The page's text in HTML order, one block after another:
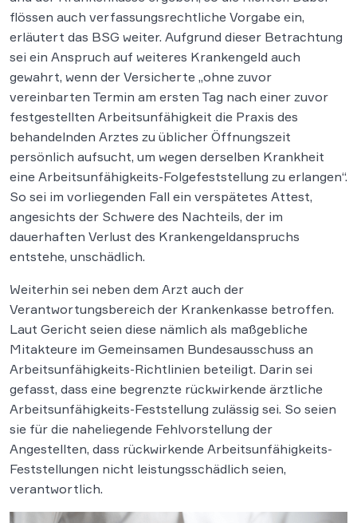
flössen auch verfassungsrechtliche Vorgabe ein,
erläutert das BSG weiter. Aufgrund dieser Betrachtung
sei ein Anspruch auf weiteres Krankengeld auch
gewahrt, wenn der Versicherte „ohne zuvor
vereinbarten Termin am ersten Tag nach einer zuvor
festgestellten Arbeitsunfähigkeit die Praxis des
behandelnden Arztes zu üblicher Öffnungszeit
persönlich aufsucht, um wegen derselben Krankheit
eine Arbeitsunfähigkeits-Folgefeststellung zu erlangen“.
So sei im vorliegenden Fall ein verspätetes Attest,
angesichts der Schwere des Nachteils, der im
dauerhaften Verlust des Krankengeldanspruchs
entstehe, unschädlich.
Weiterhin sei neben dem Arzt auch der
Verantwortungsbereich der Krankenkasse betroffen.
Laut Gericht seien diese nämlich als maßgebliche
Mitakteure im Gemeinsamen Bundesausschuss an
Arbeitsunfähigkeits-Richtlinien beteiligt. Darin sei
gefasst, dass eine begrenzte rückwirkende ärztliche
Arbeitsunfähigkeits-Feststellung zulässig sei. So seien
sie für die naheliegende Fehlvorstellung der
Angestellten, dass rückwirkende Arbeitsunfähigkeits-
Feststellungen nicht leistungsschädlich seien,
verantwortlich.